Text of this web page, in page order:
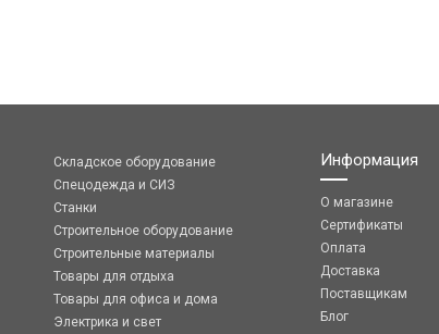
Складское оборудование
Спецодежда и СИЗ
Станки
Строительное оборудование
Строительные материалы
Товары для отдыха
Товары для офиса и дома
Электрика и свет
Информация
О магазине
Сертификаты
Оплата
Доставка
Поставщикам
Блог